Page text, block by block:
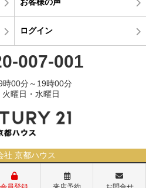
ログイン
007-001
時00分～19時00分
火曜日・水曜日
社 京都ハウス